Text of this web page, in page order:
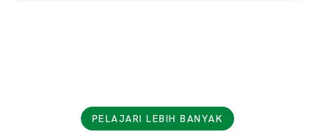
PELAJARI LEBIH BANYAK